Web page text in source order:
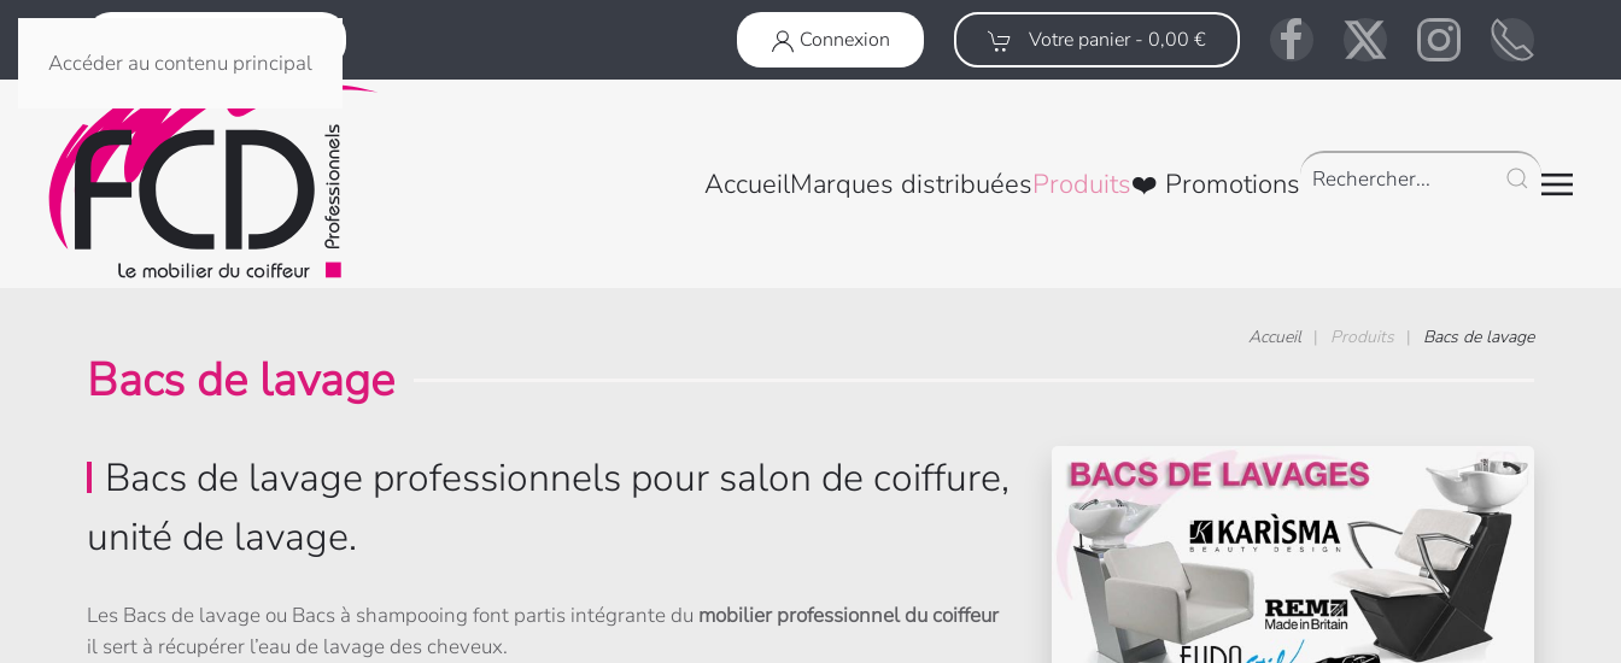
Accéder au contenu principal
Connexion Votre panier - 0,00 €
AccueilMarques distribuéesProduits❤️ Promotions
Accueil Produits Bacs de lavage
Bacs de lavage
Bacs de lavage professionnels pour salon de coiffure,
unité de lavage.
Les Bacs de lavage ou Bacs à shampooing font partis intégrante du mobilier professionnel du coiffeur
il sert à récupérer l’eau de lavage des cheveux.